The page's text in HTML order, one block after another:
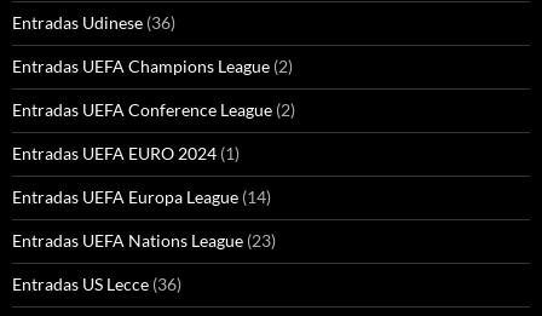
Entradas Udinese (36)
Entradas UEFA Champions League (2)
Entradas UEFA Conference League (2)
Entradas UEFA EURO 2024 (1)
Entradas UEFA Europa League (14)
Entradas UEFA Nations League (23)
Entradas US Lecce (36)